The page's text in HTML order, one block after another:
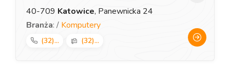
40-709 Katowice, Panewnicka 24
Branża: / Komputery
(32)... (32)...